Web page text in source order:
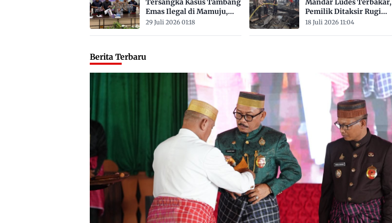
Tersangka Kasus Tambang
Emas Ilegal di Mamuju,
Satu ASN
29 Juli 2026 01:18
Mandar Ludes Terbakar,
Pemilik Ditaksir Rugi
Rp200 Juta
18 Juli 2026 11:04
Berita Terbaru